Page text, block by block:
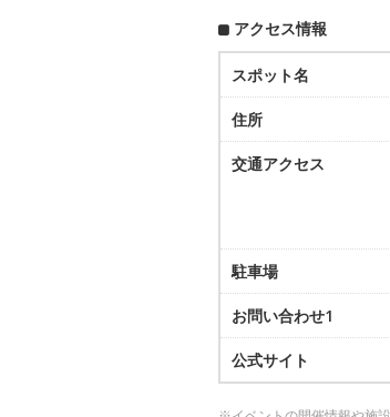
アクセス情報
スポット名
住所
交通アクセス
駐車場
お問い合わせ1
公式サイト